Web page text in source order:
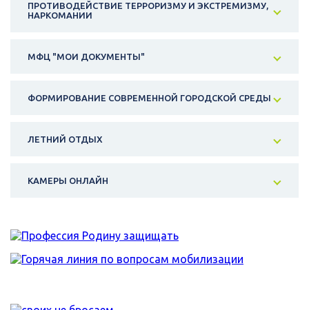
ПРОТИВОДЕЙСТВИЕ ТЕРРОРИЗМУ И ЭКСТРЕМИЗМУ,
НАРКОМАНИИ
МФЦ "МОИ ДОКУМЕНТЫ"
ФОРМИРОВАНИЕ СОВРЕМЕННОЙ ГОРОДСКОЙ СРЕДЫ
ЛЕТНИЙ ОТДЫХ
КАМЕРЫ ОНЛАЙН